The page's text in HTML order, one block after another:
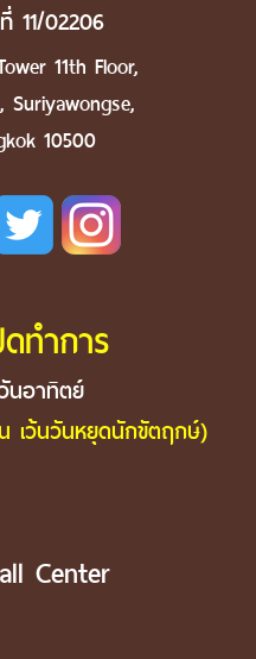
11/02206
11th Floor,
Suriyawongse,
10500
ทำการ
อาทิตย์
เว้นวันหยุดนักขัตฤกษ์)
Center